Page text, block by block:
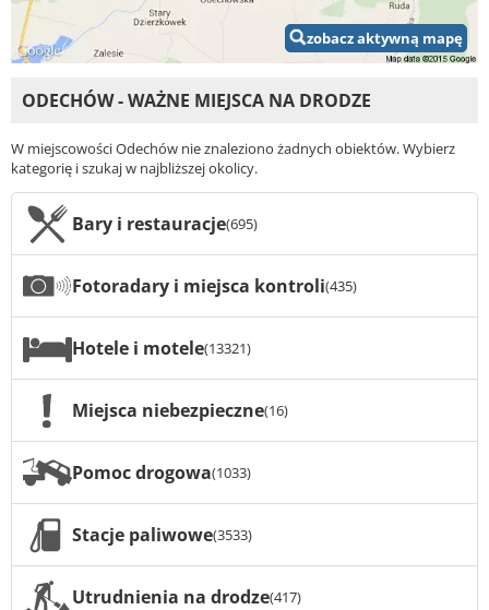
zobacz aktywną mapę
ODECHÓW - WAŻNE MIEJSCA NA DRODZE
W miejscowości Odechów nie znaleziono żadnych obiektów. Wybierz
kategorię i szukaj w najbliższej okolicy.
Bary i restauracje(695)
Fotoradary i miejsca kontroli(435)
Hotele i motele(13321)
Miejsca niebezpieczne(16)
Pomoc drogowa(1033)
Stacje paliwowe(3533)
Utrudnienia na drodze(417)